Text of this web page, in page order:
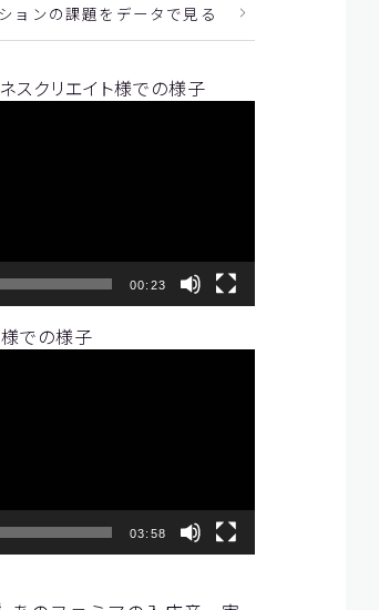
ョンの課題をデータで見る
スクリエイト様での様子
00:23
での様子
03:58